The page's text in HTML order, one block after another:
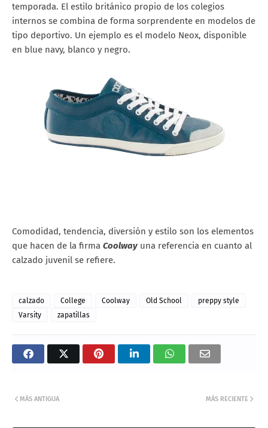
temporada. El estilo británico propio de los colegios
internos se combina de forma sorprendente en modelos de
tipo deportivo. Un ejemplo es el modelo Neox, disponible
en blue navy, blanco y negro.
Comodidad, tendencia, diversión y estilo son los elementos
que hacen de la firma Coolway una referencia en cuanto al
calzado juvenil se refiere.
calzado College Coolway Old School
preppy style
Varsity
zapatillas
MÁS RECIENTE
MÁS ANTIGUA